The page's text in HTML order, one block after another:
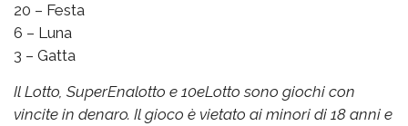
20 – Festa
6 – Luna
3 – Gatta
Il Lotto, SuperEnalotto e 10eLotto sono giochi con
vincite in denaro. Il gioco è vietato ai minori di 18 anni e